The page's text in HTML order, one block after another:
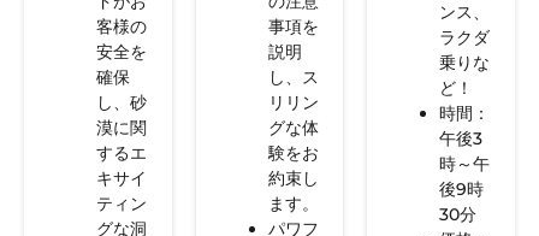
客様の
安全を
確保
し、砂
漠に関
するエ
キサイ
ティン
グな洞
事項を
説明
し、ス
リリン
グな体
験をお
約束し
ます。
パワフ
ンス、
ラクダ
乗りな
ど！
時間：
午後3
時～午
後9時
30分